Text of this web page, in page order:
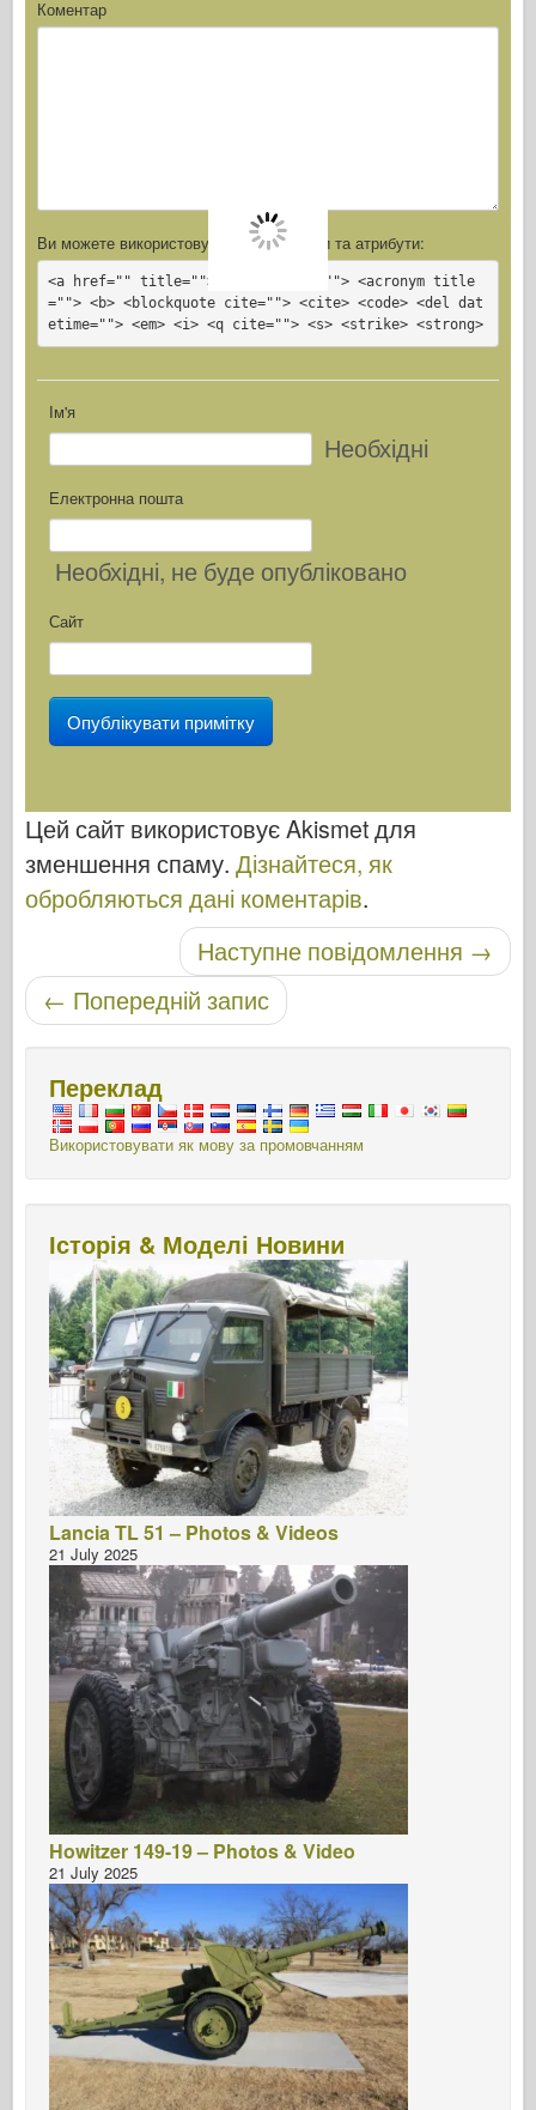
Коментар
Ви можете використовувати ціHtml теги та атрибути:
<a href="" title=""> <abbr title=""> <acronym title
=""> <b> <blockquote cite=""> <cite> <code> <del dat
etime=""> <em> <i> <q cite=""> <s> <strike> <strong>
Ім'я
Необхідні
Електронна пошта
Необхідні, не буде опубліковано
Сайт
Цей сайт використовує Akismet для
зменшення спаму. Дізнайтеся, як
обробляються дані коментарів.
Навігація по постуНаступне повідомлення →
← Попередній запис
Переклад
Використовувати як мову за промовчанням
Історія & Моделі Новини
Lancia TL 51 – Photos & Videos
21 July 2025
Howitzer 149-19 – Photos & Video
21 July 2025